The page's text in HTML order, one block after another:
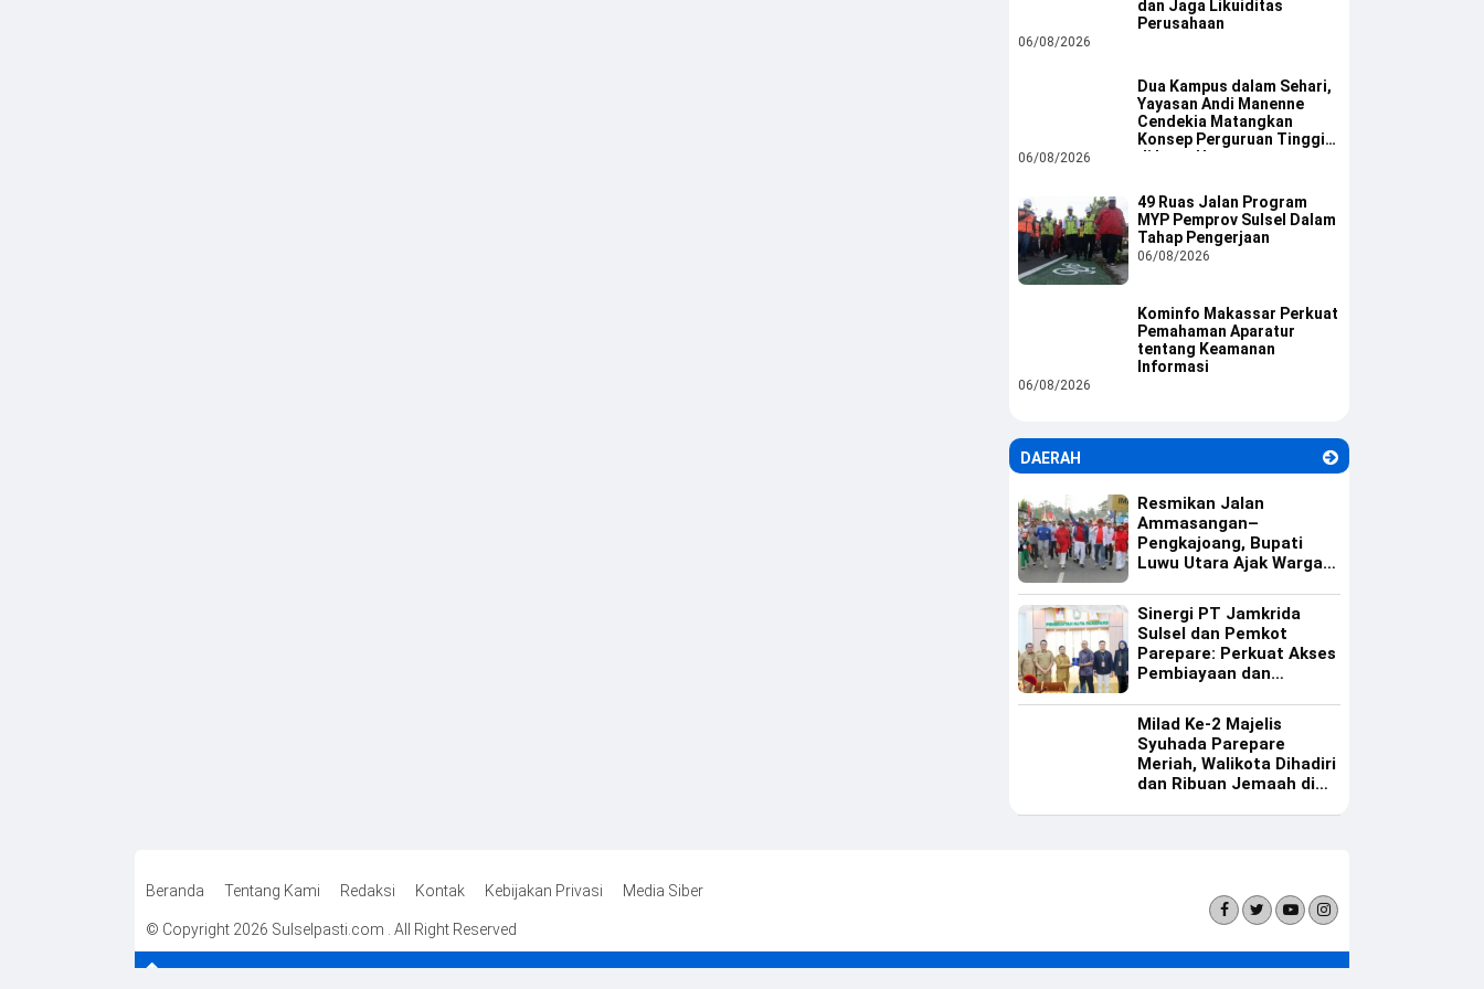
dan Jaga Likuiditas
Perusahaan
06/08/2026
Dua Kampus dalam Sehari,
Yayasan Andi Manenne
Cendekia Matangkan
Konsep Perguruan Tinggi
di Luwu Utara
06/08/2026
49 Ruas Jalan Program
MYP Pemprov Sulsel Dalam
Tahap Pengerjaan
06/08/2026
Kominfo Makassar Perkuat
Pemahaman Aparatur
tentang Keamanan
Informasi
06/08/2026
DAERAH
Resmikan Jalan
Ammasangan–
Pengkajoang, Bupati
Luwu Utara Ajak Warga
Sinergi PT Jamkrida
Sulsel dan Pemkot
Parepare: Perkuat Akses
Pembiayaan dan
Milad Ke-2 Majelis
Syuhada Parepare
Meriah, Walikota Dihadiri
dan Ribuan Jemaah di
Beranda Tentang Kami Redaksi Kontak Kebijakan Privasi Media Siber
© Copyright 2026 Sulselpasti.com . All Right Reserved